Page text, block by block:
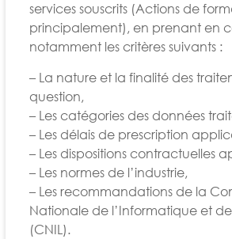
services souscrits (Actions de
principalement), en prenant en
notamment les critères suivants :
– La nature et la finalité des
question,
– Les catégories des données
– Les délais de prescription
– Les dispositions contractuelles
– Les normes de l’industrie,
– Les recommandations de la
Nationale de l’Informatique et
(CNIL).